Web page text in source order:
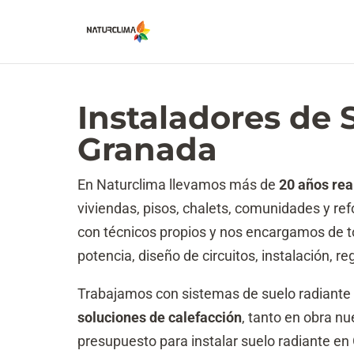
Instaladores de
Granada
En Naturclima llevamos más de 20 años
viviendas, pisos, chalets, comunidades y
con técnicos propios y nos encargamos de
potencia, diseño de circuitos, instalación,
Trabajamos con sistemas de suelo
soluciones de calefacción, tanto en obra
presupuesto para instalar suelo radiante